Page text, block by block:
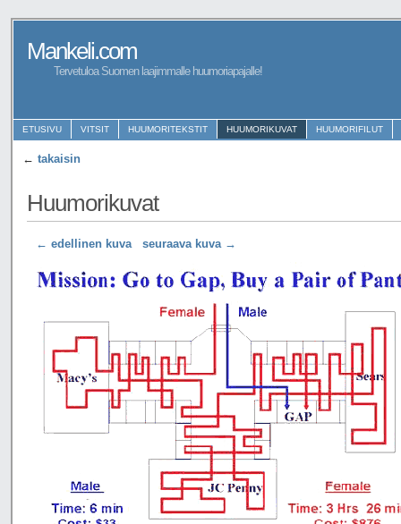
Mankeli.com
Tervetuloa Suomen laajimmalle huumoriapajalle!
ETUSIVU VITSIT HUUMORITEKSTIT HUUMORIKUVAT HUUMORIFILUT
← takaisin
Huumorikuvat
← edellinen kuva seuraava kuva →